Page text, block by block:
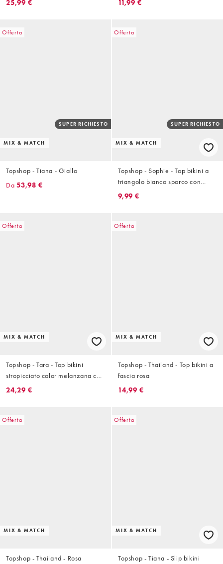
25,99 € 11,99 €
Offerta
MIX & MATCH
SUPER RICHIESTO
Topshop - Tiana - Giallo
Da 53,98 €
Offerta
MIX & MATCH
SUPER RICHIESTO
Topshop - Sophie - Top bikini a
triangolo bianco sporco con
dettagli in metallo
9,99 €
Offerta
MIX & MATCH
Topshop - Tara - Top bikini
stropicciato color melanzana con
scollo rotondo
24,29 €
Offerta
MIX & MATCH
Topshop - Thailand - Top bikini a
fascia rosa
14,99 €
Offerta
MIX & MATCH
Topshop - Thailand - Rosa
Offerta
MIX & MATCH
Topshop - Tiana - Slip bikini